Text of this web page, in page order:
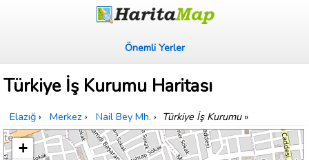
Önemli Yerler
Türkiye İş Kurumu Haritası
Elazığ › Merkez › Nail Bey Mh. › Türkiye İş Kurumu»
+